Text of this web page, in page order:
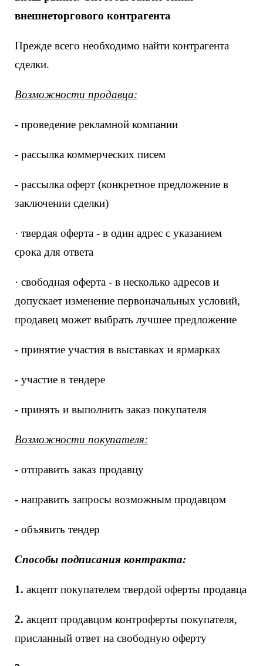
внешнеторгового контрагента
Прежде всего необходимо найти контрагента
сделки.
Возможности продавца:
- проведение рекламной компании
- рассылка коммерческих писем
- рассылка оферт (конкретное предложение в
заключении сделки)
· твердая оферта - в один адрес с указанием
срока для ответа
· свободная оферта - в несколько адресов и
допускает изменение первоначальных условий,
продавец может выбрать лучшее предложение
- принятие участия в выставках и ярмарках
- участие в тендере
- принять и выполнить заказ покупателя
Возможности покупателя:
- отправить заказ продавцу
- направить запросы возможным продавцом
- объявить тендер
Способы подписания контракта:
1. акцепт покупателем твердой оферты продавца
2. акцепт продавцом контроферты покупателя,
присланный ответ на свободную оферту